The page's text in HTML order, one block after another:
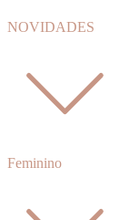
NOVIDADES
Feminino